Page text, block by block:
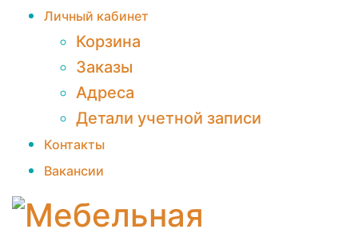
Личный кабинет
Корзина
Заказы
Адреса
Детали учетной записи
Контакты
Вакансии